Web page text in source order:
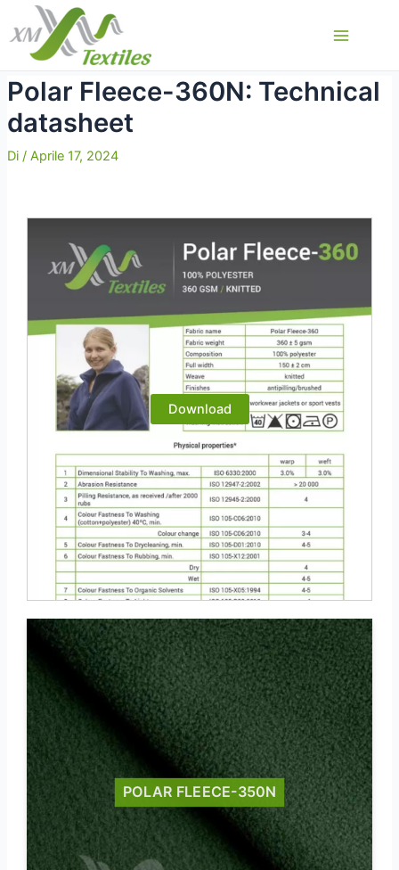
contenuto
Menu
Polar Fleece-360N: Technical
datasheet
Di / Aprile 17, 2024
Download
POLAR FLEECE-350N